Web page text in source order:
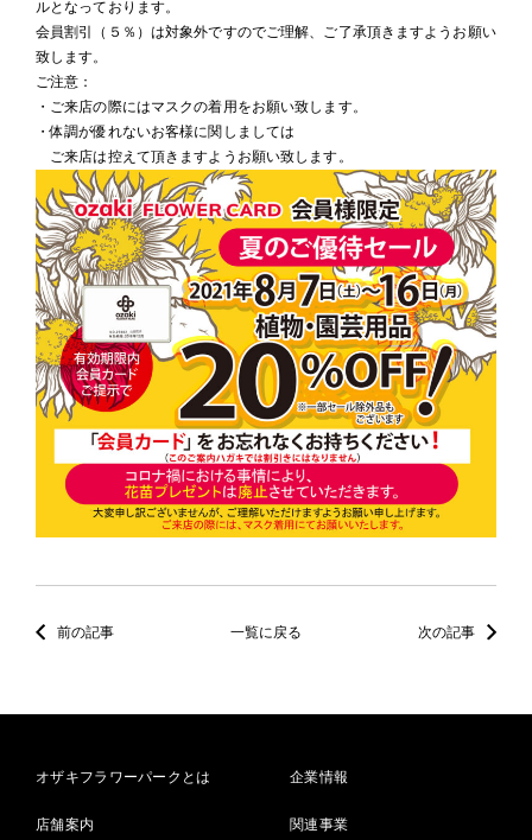
ルとなっております。
会員割引（５％）は対象外ですのでご理解、ご了承頂きますようお願い
致します。
ご注意：
・ご来店の際にはマスクの着用をお願い致します。
・体調が優れないお客様に関しましては
ご来店は控えて頂きますようお願い致します。
前の記事 一覧に戻る 次の記事
オザキフラワーパークとは
店舗案内
企業情報
関連事業